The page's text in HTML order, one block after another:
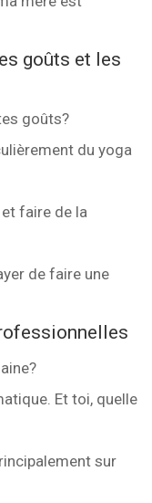
goûts et les
goûts?
du yoga
faire de la
de faire une
Et toi, quelle
sur